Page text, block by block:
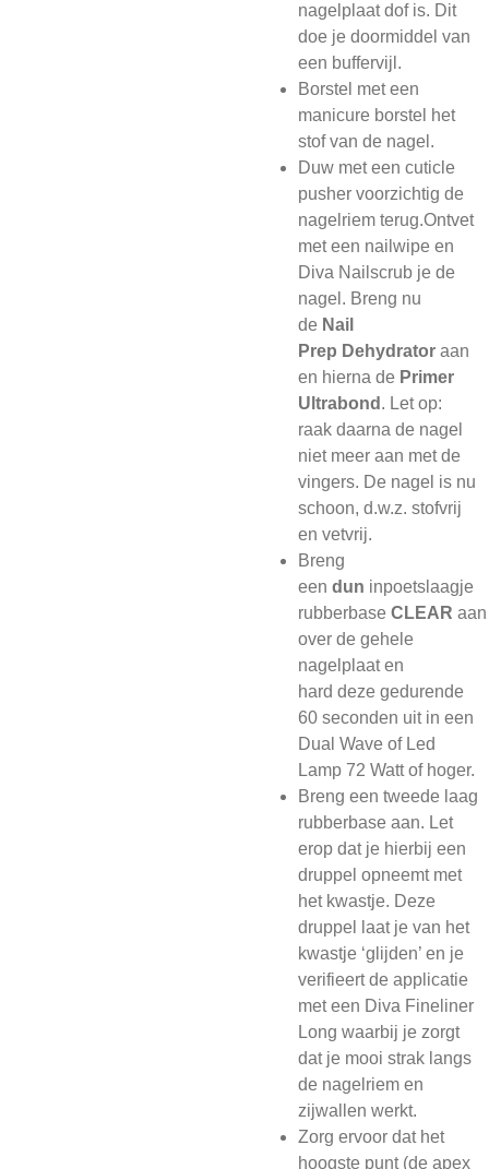
nagelplaat dof is. Dit
doe je doormiddel van
een buffervijl.
Borstel met een
manicure borstel het
stof van de nagel.
Duw met een cuticle
pusher voorzichtig de
nagelriem terug.Ontvet
met een nailwipe en
Diva Nailscrub je de
nagel. Breng nu
de Nail
Prep Dehydrator aan
en hierna de Primer
Ultrabond . Let op:
raak daarna de nagel
niet meer aan met de
vingers. De nagel is nu
schoon, d.w.z. stofvrij
en vetvrij.
Breng
een dun inpoetslaagje
rubberbase CLEAR aan
over de gehele
nagelplaat en
hard deze gedurende
60 seconden uit in een
Dual Wave of Led
Lamp 72 Watt of hoger.
Breng een tweede laag
rubberbase aan. Let
erop dat je hierbij een
druppel opneemt met
het kwastje. Deze
druppel laat je van het
kwastje ‘glijden’ en je
verifieert de applicatie
met een Diva Fineliner
Long waarbij je zorgt
dat je mooi strak langs
de nagelriem en
zijwallen werkt.
Zorg ervoor dat het
hoogste punt (de apex